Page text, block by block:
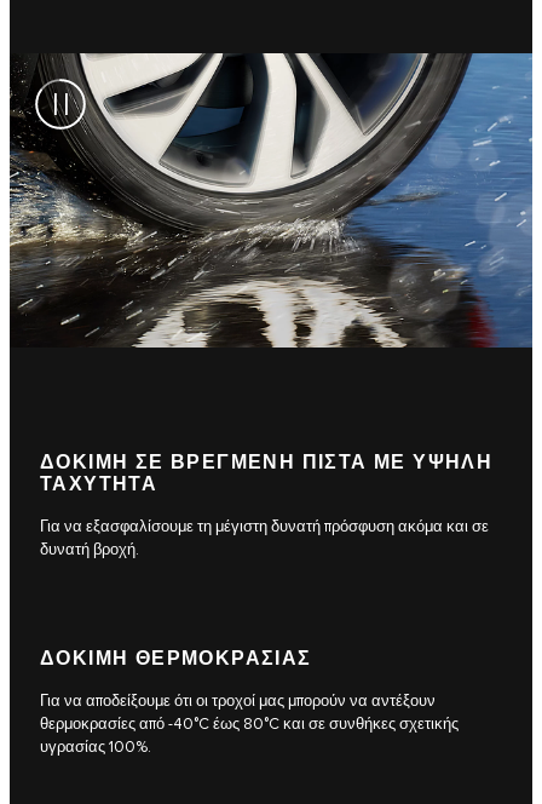
ΔΟΚΙΜΗ ΣΕ ΒΡΕΓΜΕΝΗ ΠΙΣΤΑ ΜΕ ΥΨΗΛΗ
ΤΑΧΥΤΗΤΑ
Για να εξασφαλίσουμε τη μέγιστη δυνατή πρόσφυση ακόμα και σε
δυνατή βροχή.
ΔΟΚΙΜΗ ΘΕΡΜΟΚΡΑΣΙΑΣ
Για να αποδείξουμε ότι οι τροχοί μας μπορούν να αντέξουν
θερμοκρασίες από -40°C έως 80°C και σε συνθήκες σχετικής
υγρασίας 100%.